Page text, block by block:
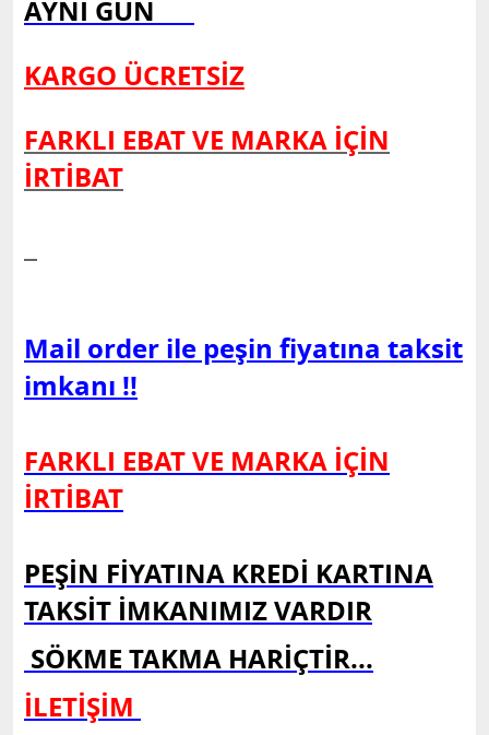
AYNI GÜN
KARGO ÜCRETSİZ
FARKLI EBAT VE MARKA İÇİN
İRTİBAT
Mail order ile peşin fiyatına taksit
imkanı !!
FARKLI EBAT VE MARKA İÇİN
İRTİBAT
PEŞİN FİYATINA KREDİ KARTINA
TAKSİT İMKANIMIZ VARDIR
SÖKME TAKMA HARİÇTİR...
İLETİŞİM